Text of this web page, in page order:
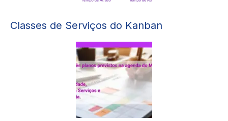
Classes de Serviços do Kanban